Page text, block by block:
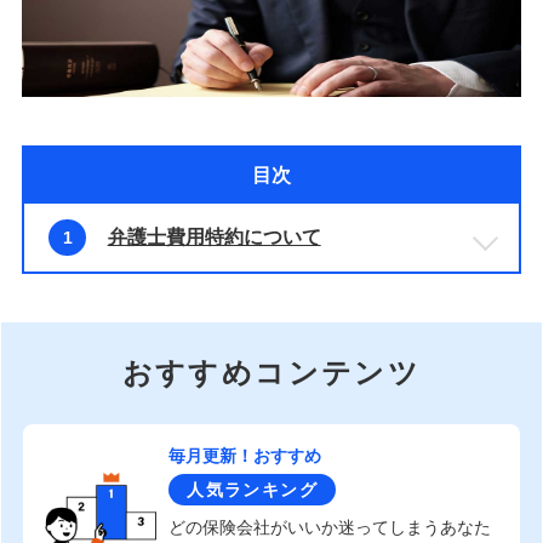
目次
1 弁護士費用特約について
おすすめコンテンツ
毎月更新！おすすめ
人気ランキング
どの保険会社がいいか迷ってしまうあなた